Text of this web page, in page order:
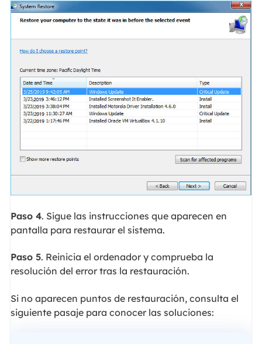
Paso 4. Sigue las instrucciones que aparecen en
pantalla para restaurar el sistema.
Paso 5. Reinicia el ordenador y comprueba la
resolución del error tras la restauración.
Si no aparecen puntos de restauración, consulta el
siguiente pasaje para conocer las soluciones: